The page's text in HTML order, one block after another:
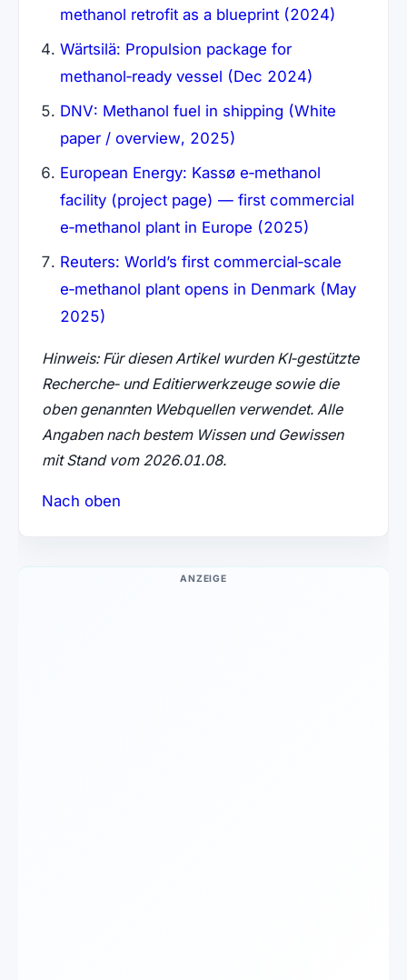
methanol retrofit as a blueprint (2024)
Wärtsilä: Propulsion package for
methanol‑ready vessel (Dec 2024)
DNV: Methanol fuel in shipping (White
paper / overview, 2025)
European Energy: Kassø e‑methanol
facility (project page) — first commercial
e‑methanol plant in Europe (2025)
Reuters: World’s first commercial‑scale
e‑methanol plant opens in Denmark (May
2025)
Hinweis: Für diesen Artikel wurden KI‑gestützte
Recherche‑ und Editierwerkzeuge sowie die
oben genannten Webquellen verwendet. Alle
Angaben nach bestem Wissen und Gewissen
mit Stand vom 2026.01.08.
Nach oben
ANZEIGE